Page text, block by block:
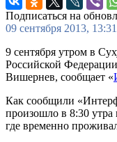
Подписаться на
09 сентября 2013, 13:31
9 сентября утром в
Российской
Вишернев, сообщает «
Как сообщили
произошло в 8:30
где временно